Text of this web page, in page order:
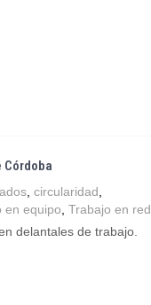
Córdoba
, circularidad
en equipo Trabajo en red
delantales de trabajo.